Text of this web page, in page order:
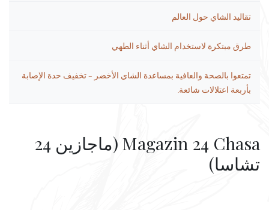
تقاليد الشاي حول العالم
طرق مبتكرة لاستخدام الشاي أثناء الطهي
تمتعوا بالصحة والعافية بمساعدة الشاي الأخضر – تخفيف حدة الإصابة
بأربعة اعتلالات شائعة.
Magazin 24 Chasa (ماجازين 24
تشاسا)